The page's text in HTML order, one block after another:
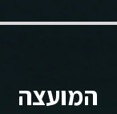
המועצה